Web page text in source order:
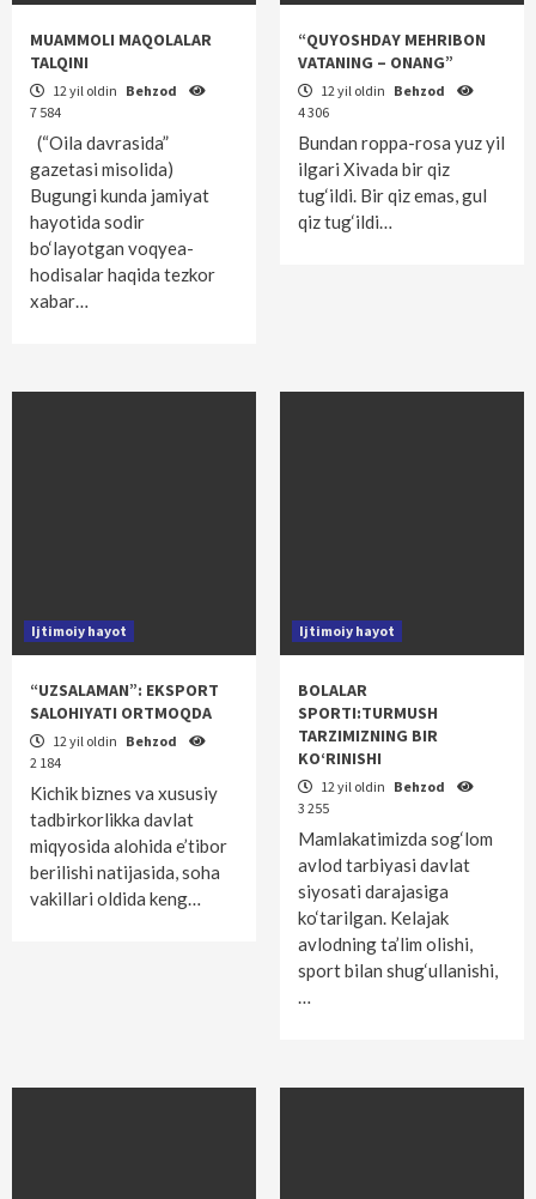
MUAMMOLI MAQOLALAR
TALQINI
12 yil oldin Behzod
7 584
(“Oila davrasida”
gazetasi misolida)
Bugungi kunda jamiyat
hayotida sodir
bo‘layotgan voqyea-
hodisalar haqida tezkor
xabar…
“QUYOSHDAY MEHRIBON
VATANING – ONANG”
12 yil oldin Behzod
4 306
Bundan roppa-rosa yuz yil
ilgari Xivada bir qiz
tug‘ildi. Bir qiz emas, gul
qiz tug‘ildi…
Ijtimoiy hayot
“UZSALAMAN”: EKSPORT
SALOHIYATI ORTMOQDA
12 yil oldin Behzod
2 184
Kichik biznes va xususiy
tadbirkorlikka davlat
miqyosida alohida e’tibor
berilishi natijasida, soha
vakillari oldida keng…
Ijtimoiy hayot
BOLALAR
SPORTI:TURMUSH
TARZIMIZNING BIR
KO‘RINISHI
12 yil oldin Behzod
3 255
Mamlakatimizda sog‘lom
avlod tarbiyasi davlat
siyosati darajasiga
ko‘tarilgan. Kelajak
avlodning ta’lim olishi,
sport bilan shug‘ullanishi,
…